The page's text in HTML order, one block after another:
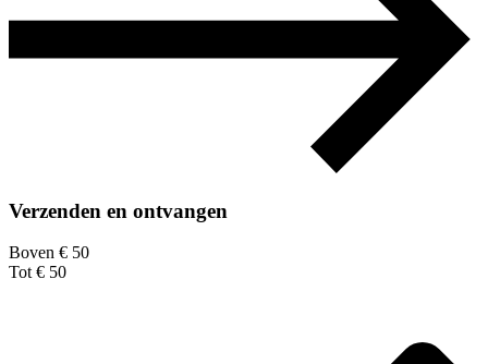
Verzenden en ontvangen
Boven € 50
Tot € 50